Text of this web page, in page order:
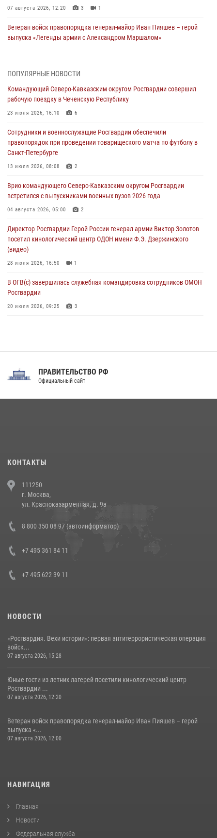
07 августа 2026, 12:20 3 1
Ветеран войск правопорядка генерал-майор Иван Пияшев – герой
выпуска «Легенды армии с Александром Маршалом»
Представители ФСБ России по Уральскому округу Росгвардии и
Кузнецова
07 августа 2026, 12:00
Смольного собора в Санкт-Петербурге (видео)
07 августа 2026, 11:34 3
В Курске росгвардейцы провели занятие по основам
07 августа 2026, 11:33
Рэпер ST посетил раненых росгвардейцев в Главном военном
07 августа 2026, 11:18
ПОПУЛЯРНЫЕ НОВОСТИ
Командующий Северо-Кавказским округом Росгвардии совершил
рабочую поездку в Чеченскую Республику
23 июля 2026, 16:10 6
Сотрудники и военнослужащие Росгвардии обеспечили
правопорядок при проведении товарищеского матча по футболу в
Санкт-Петербурге
13 июля 2026, 08:08 2
Врио командующего Северо-Кавказским округом Росгвардии
встретился с выпускниками военных вузов 2026 года
04 августа 2026, 05:00 2
Директор Росгвардии Герой России генерал армии Виктор Золотов
посетил кинологический центр ОДОН имени Ф.Э. Дзержинского
(видео)
28 июля 2026, 16:50 1
В ОГВ(с) завершилась служебная командировка сотрудников ОМОН
Росгвардии
20 июля 2026, 09:25 3
Праздник «Один день с Росгвардией» к 105-летию Центрального
напавших на бригаду скорой помощи (видео)
14 июля 2026, 12:20
В Росгвардии прошла военно-научная конференция по обобщению
боевого опыта
ПРАВИТЕЛЬСТВО РФ
Официальный сайт
КОНТАКТЫ
111250
г. Москва,
ул. Красноказарменная, д. 9а
8 800 350 08 97 (автоинформатор)
+7 495 361 84 11
+7 495 622 39 11
НОВОСТИ
«Росгвардия. Вехи истории»: первая антитеррористическая операция
войск...
07 августа 2026, 15:28
Юные гости из летних лагерей посетили кинологический центр
Росгвардии ...
07 августа 2026, 12:20
Ветеран войск правопорядка генерал-майор Иван Пияшев – герой
выпуска «...
07 августа 2026, 12:00
НАВИГАЦИЯ
Главная
Новости
Федеральная служба